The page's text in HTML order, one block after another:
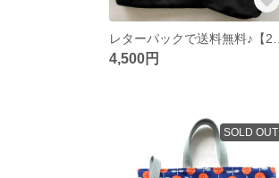
4,500円
SOLD OUT